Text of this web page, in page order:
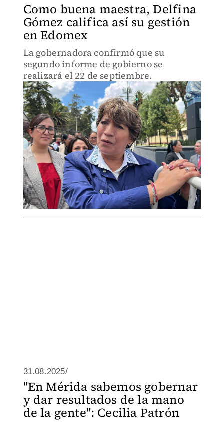
Como buena maestra, Delfina
Gómez califica así su gestión
en Edomex
La gobernadora confirmó que su
segundo informe de gobierno se
realizará el 22 de septiembre.
31.08.2025/
"En Mérida sabemos gobernar
y dar resultados de la mano
de la gente": Cecilia Patrón